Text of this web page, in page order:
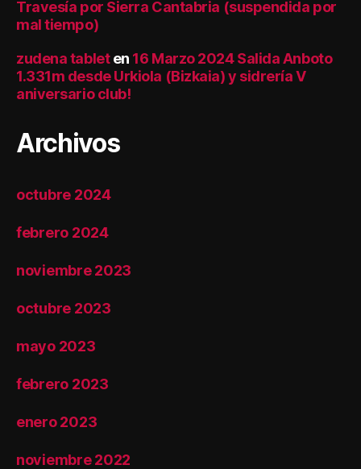
Travesía por Sierra Cantabria (suspendida por
mal tiempo)
zudena tableten 16 Marzo 2024 Salida Anboto
1.331m desde Urkiola (Bizkaia) y sidrería V
aniversario club!
Archivos
octubre 2024
febrero 2024
noviembre 2023
octubre 2023
mayo 2023
febrero 2023
enero 2023
noviembre 2022